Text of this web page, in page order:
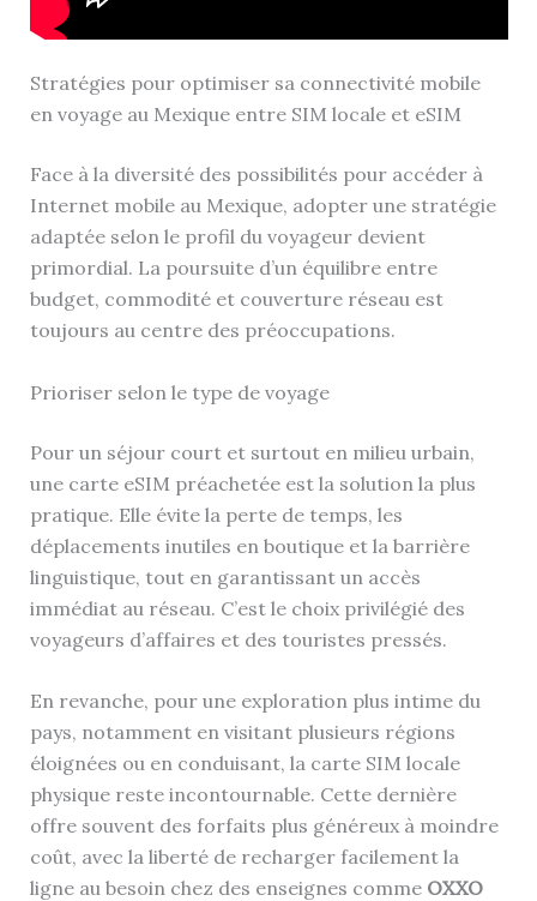
Stratégies pour optimiser sa connectivité mobile
en voyage au Mexique entre SIM locale et eSIM
Face à la diversité des possibilités pour accéder à
Internet mobile au Mexique, adopter une stratégie
adaptée selon le profil du voyageur devient
primordial. La poursuite d’un équilibre entre
budget, commodité et couverture réseau est
toujours au centre des préoccupations.
Prioriser selon le type de voyage
Pour un séjour court et surtout en milieu urbain,
une carte eSIM préachetée est la solution la plus
pratique. Elle évite la perte de temps, les
déplacements inutiles en boutique et la barrière
linguistique, tout en garantissant un accès
immédiat au réseau. C’est le choix privilégié des
voyageurs d’affaires et des touristes pressés.
En revanche, pour une exploration plus intime du
pays, notamment en visitant plusieurs régions
éloignées ou en conduisant, la carte SIM locale
physique reste incontournable. Cette dernière
offre souvent des forfaits plus généreux à moindre
coût, avec la liberté de recharger facilement la
ligne au besoin chez des enseignes comme OXXO